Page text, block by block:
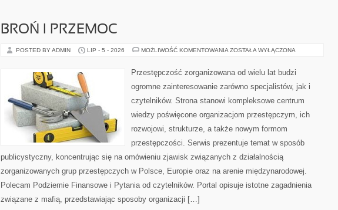
BROŃ I PRZEMOC
POSTED BY ADMIN LIP - 5 - 2026 MOŻLIWOŚĆ KOMENTOWANIA BROŃ
ZOSTAŁA WYŁĄCZONA
Przestępczość zorganizowana od wielu lat budzi
ogromne zainteresowanie zarówno specjalistów, jak i
czytelników. Strona stanowi kompleksowe centrum
wiedzy poświęcone organizacjom przestępczym, ich
rozwojowi, strukturze, a także nowym formom
przestępczości. Serwis prezentuje temat w sposób
publicystyczny, koncentrując się na omówieniu zjawisk związanych z działalnością
zorganizowanych grup przestępczych w Polsce, Europie oraz na arenie międzynarodowej.
Polecam Podziemie Finansowe i Pytania od czytelników. Portal opisuje istotne zagadnienia
związane z mafią, przedstawiając sposoby organizacji […]